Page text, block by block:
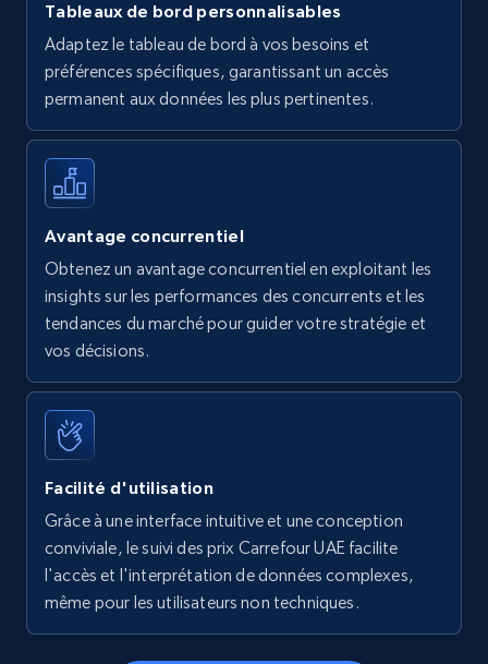
Tableaux de bord personnalisables
Adaptez le tableau de bord à vos besoins et
préférences spécifiques, garantissant un accès
permanent aux données les plus pertinentes.
Avantage concurrentiel
Obtenez un avantage concurrentiel en exploitant les
insights sur les performances des concurrents et les
tendances du marché pour guider votre stratégie et
vos décisions.
Facilité d'utilisation
Grâce à une interface intuitive et une conception
conviviale, le suivi des prix Carrefour UAE facilite
l'accès et l'interprétation de données complexes,
même pour les utilisateurs non techniques.